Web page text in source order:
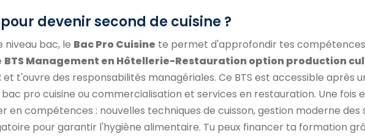
devenir second de cuisine ?
niveau bac, le Bac Pro Cuisine te permet d'approfondir tes
BTS Management en Hôtellerie-Restauration option production
et t'ouvre des responsabilités managériales. Ce BTS est accessible après
bac pro cuisine ou commercialisation et services en restauration. Une fois
en compétences : nouvelles techniques de cuisson, gestion moderne des
pour garantir l'hygiène alimentaire. Tu peux financer ta formation